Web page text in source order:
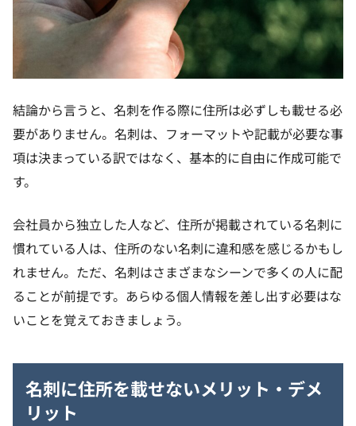
結論から言うと、名刺を作る際に住所は必ずしも載せる必
要がありません。名刺は、フォーマットや記載が必要な事
項は決まっている訳ではなく、基本的に自由に作成可能で
す。
会社員から独立した人など、住所が掲載されている名刺に
慣れている人は、住所のない名刺に違和感を感じるかもし
れません。ただ、名刺はさまざまなシーンで多くの人に配
ることが前提です。あらゆる個人情報を差し出す必要はな
いことを覚えておきましょう。
名刺に住所を載せないメリット・デメ
リット